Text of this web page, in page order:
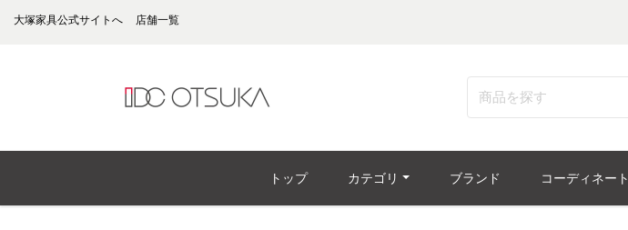
大塚家具公式サイトへ 店舗一覧
トップ カテゴリ ブランド コーディネート